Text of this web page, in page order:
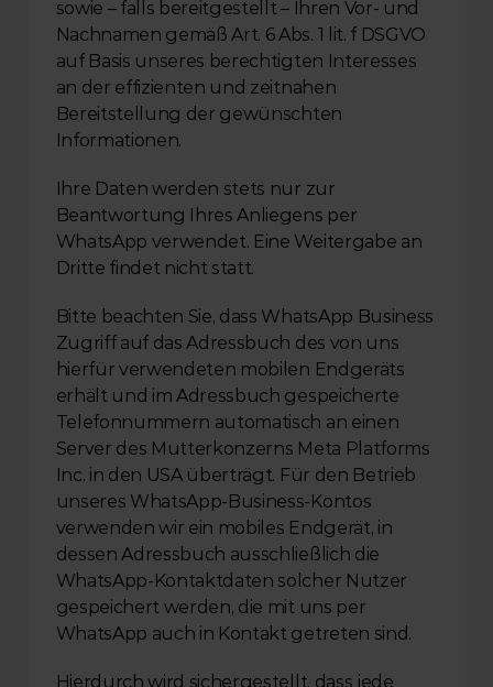
sowie – falls bereitgestellt – Ihren Vor- und
Nachnamen gemäß Art. 6 Abs. 1 lit. f DSGVO
auf Basis unseres berechtigten Interesses
an der effizienten und zeitnahen
Bereitstellung der gewünschten
Informationen.
Ihre Daten werden stets nur zur
Beantwortung Ihres Anliegens per
WhatsApp verwendet. Eine Weitergabe an
Dritte findet nicht statt.
Bitte beachten Sie, dass WhatsApp Business
Zugriff auf das Adressbuch des von uns
hierfür verwendeten mobilen Endgeräts
erhält und im Adressbuch gespeicherte
Telefonnummern automatisch an einen
Server des Mutterkonzerns Meta Platforms
Inc. in den USA überträgt. Für den Betrieb
unseres WhatsApp-Business-Kontos
verwenden wir ein mobiles Endgerät, in
dessen Adressbuch ausschließlich die
WhatsApp-Kontaktdaten solcher Nutzer
gespeichert werden, die mit uns per
WhatsApp auch in Kontakt getreten sind.
Hierdurch wird sichergestellt, dass jede